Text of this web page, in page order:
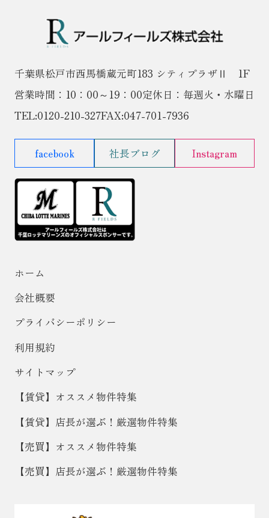
千葉県松戸市西馬橋蔵元町183 シティプラザⅡ 1F
営業時間：10：00～19：00定休日：毎週火・水曜日
TEL:0120-210-327FAX:047-701-7936
facebook 社長ブログ Instagram
ホーム
会社概要
プライバシーポリシー
利用規約
サイトマップ
【賃貸】オススメ物件特集
【賃貸】店長が選ぶ！厳選物件特集
【売買】オススメ物件特集
【売買】店長が選ぶ！厳選物件特集